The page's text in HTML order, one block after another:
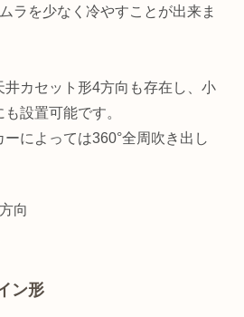
ラを少なく冷やすことが出来ま
井カセット形4方向も存在し、小
設置可能です。
によっては360°全周吹き出し
向
ン形